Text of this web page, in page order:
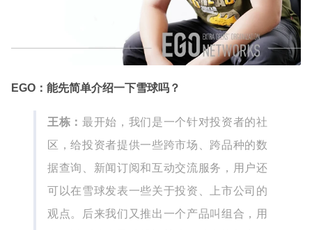
EGO：能先简单介绍一下雪球吗？
王栋： 最开始，我们是一个针对投资者的社
区，给投资者提供一些跨市场、跨品种的数
据查询、新闻订阅和互动交流服务，用户还
可以在雪球发表一些关于投资、上市公司的
观点。后来我们又推出一个产品叫组合，用